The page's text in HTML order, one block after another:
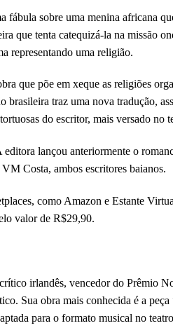
sobre uma menina africana
que tenta catequizá-la na missão
representando uma religião.
que põe em xeque as religiões
brasileira traz uma nova tradução,
do escritor, mais versado no
lançou anteriormente o
Costa, ambos escritores baianos.
como Amazon e Estante
valor de R$29,90.
irlandês, vencedor do Prêmio
Sua obra mais conhecida é a peça
para o formato musical no